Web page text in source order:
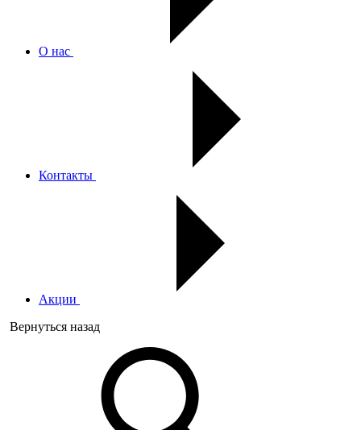
О нас
Контакты
Акции
Вернуться назад